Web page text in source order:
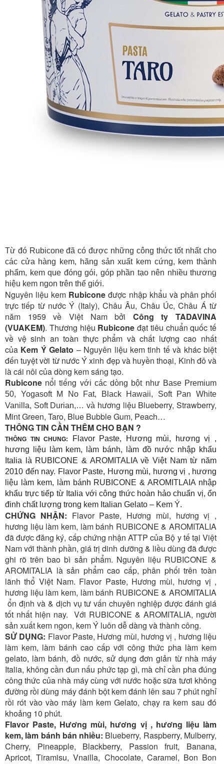
Từ đó Rubicone đã có được những công thức tốt nhất cho
các cửa hàng kem, hãng sản xuất kem cứng, kem thành
phẩm, kem que đóng gói, góp phần tạo nên nhiều thương
hiệu kem ngon trên thế giới.
Nguyên liệu kem Rubicone được nhập khẩu và phân phối
trực tiếp từ nước Ý (Italy), Châu Âu, Châu Úc, Châu Á từ
năm 1959 về Việt Nam bởi Công ty TADAVINA
(VUAKEM). Thương hiệu Rubicone đạt tiêu chuẩn quốc tế
về vệ sinh an toàn thực phẩm và chất lượng cao nhất
của Kem Ý Gelato – Nguyên liệu kem tinh tế và khác biệt
đến tuyệt vời từ nước Ý xinh đẹp và huyền thoại, Kinh đô và
làcái nôi của dòng kem sáng tạo.
Rubicone nổi tiếng với các dòng bột như Base Premium
50, Yogasoft M No Fat, Black Hawaii, Soft Pan White
Vanilla, Soft Durian,… và hương liệu Blueberry, Strawberry,
Mint Green, Taro, Blue Bubble Gum, Peach…
THÔNG TIN CẦN THÊM CHO BẠN ?
THÔNG TIN CHUNG:
Flavor Paste, Hương mùi, hương vị ,
hương liệu làm kem, làm bánh, làm đồ nước nhập khẩu
Italia là RUBICONE & AROMITALIA về Việt Nam từ năm
2010 đến nay. Flavor Paste, Hương mùi, hương vị , hương
liệu làm kem, làm bánh RUBICONE & AROMITLAIA nhập
khẩu trực tiếp từ Italia với công thức hoàn hảo chuẩn vị, ổn
đinh chất lượng trong kem Italian Gelato – Kem Ý.
CHỨNG NHẬN: Flavor Paste, Hương mùi, hương vị ,
hương liệu làm kem, làm bánh RUBICONE & AROMITALIA
đã được đăng ký, cấp chứng nhận ATTP của Bộ y tế tại Việt
Nam với thành phần, giá trị dinh dưỡng & liều dùng đã được
ghi rõ trên bao bì sản phẩm. Nguyên liệu RUBICONE &
AROMITALIA là sản phẩm cao cấp, phân phối trên toàn
lãnh thổ Việt Nam. Flavor Paste, Hương mùi, hương vị ,
hương liệu làm kem, làm bánh RUBICONE & AROMITALIA
ổn định và & dịch vụ tư vấn chuyên nghiệp được đánh giá
tốt nhất hiện nay. Với RUBICONE & AROMITALIA, người
sản xuất kem ngon, kem Ý luôn dễ dàng và thành công.
SỬ DỤNG: Flavor Paste, Hương mùi, hương vị , hương liệu
làm kem, làm bánh cao cấp với công thức pha làm kem
gelato, làm bánh, đồ nước, sử dụng đơn giản từ nhà máy
Italia, không cần đun nấu phức tạp gì, mà chỉ cần pha đúng
công thức của nhà máy cùng với nước hoặc sữa tươi không
đường rồi dùng máy đánh bột kem đánh lên sau 7 phút nghỉ
rồi rót vào vào máy làm kem Gelato, chạy ra kem sau đó
khoảng 10 phút.
Flavor Paste, Hương mùi, hương vị , hương liệu làm
kem, làm bánh bán nhiều: Blueberry, Raspberry, Mulberry,
Cherry, Pineapple, Blackberry, Passion fruit, Banana,
Apricot, Tiramisu, Vnailla, Chocolate, Caramel, Bon Bon